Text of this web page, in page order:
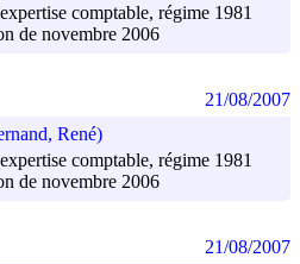
comptable, régime 1981
de novembre 2006
René)
comptable, régime 1981
de novembre 2006
21/08/2007
21/08/2007